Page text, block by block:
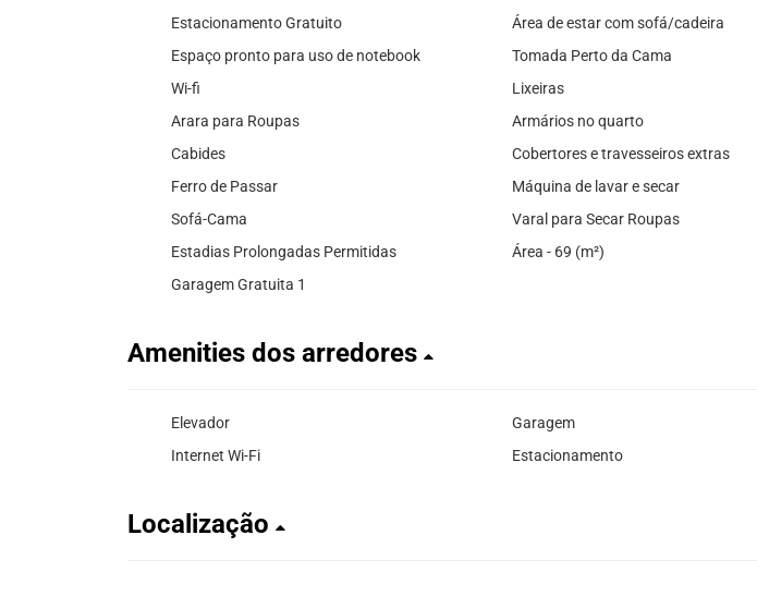
Estacionamento Gratuito
Área de estar com sofá/cadeira
Espaço pronto para uso de notebook
Tomada Perto da Cama
Wi-fi
Lixeiras
Arara para Roupas
Armários no quarto
Cabides
Cobertores e travesseiros extras
Ferro de Passar
Máquina de lavar e secar
Sofá-Cama
Varal para Secar Roupas
Estadias Prolongadas Permitidas
Área - 69 (m²)
Garagem Gratuita 1
Amenities dos arredores
Elevador
Garagem
Internet Wi-Fi
Estacionamento
Localização